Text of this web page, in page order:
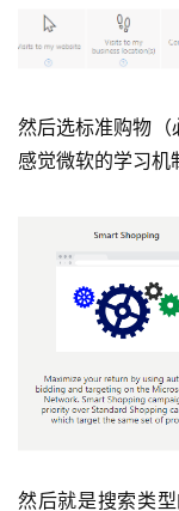
然后选标准购物（
感觉微软的学习机
然后就是搜索类